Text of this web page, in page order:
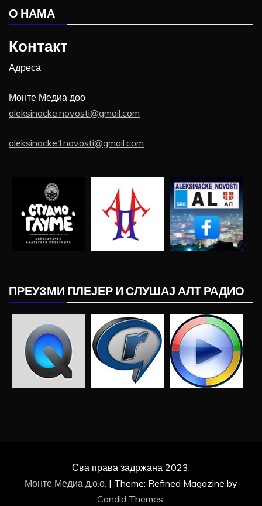
О НАМА
Контакт
Адреса
Монте Медиа доо
aleksinacke.novosti@gmail.com
aleksinacke1novosti@gmail.com
ПРЕУЗМИ ПЛЕЈЕР И СЛУШАЈ АЛТ РАДИО
Сва права задржана 2023.
Монте Медиа д.о.о. | Theme: Refined Magazine by
Candid Themes.